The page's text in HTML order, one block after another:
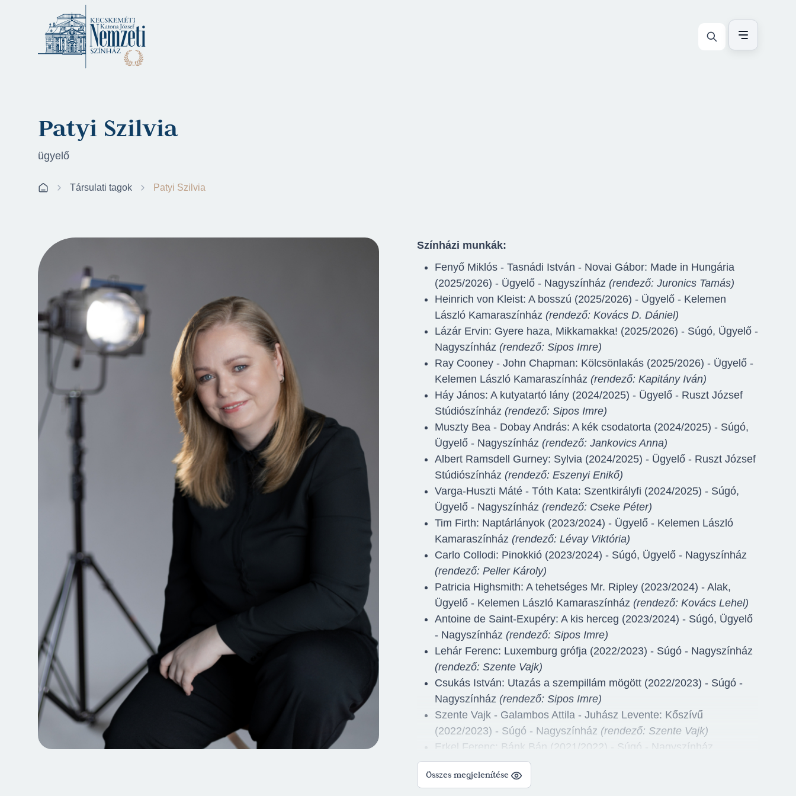
Jegyvásárlás
Patyi Szilvia
ügyelő
Társulati tagok Patyi Szilvia
Színházi munkák:
Fenyő Miklós - Tasnádi István - Novai Gábor: Made in Hungária
(2025/2026) - Ügyelő - Nagyszínház (rendező: Juronics Tamás)
Heinrich von Kleist: A bosszú (2025/2026) - Ügyelő - Kelemen
László Kamaraszínház (rendező: Kovács D. Dániel)
Lázár Ervin: Gyere haza, Mikkamakka! (2025/2026) - Súgó, Ügyelő -
Nagyszínház (rendező: Sipos Imre)
Ray Cooney - John Chapman: Kölcsönlakás (2025/2026) - Ügyelő -
Kelemen László Kamaraszínház (rendező: Kapitány Iván)
Háy János: A kutyatartó lány (2024/2025) - Ügyelő - Ruszt József
Stúdiószínház (rendező: Sipos Imre)
Muszty Bea - Dobay András: A kék csodatorta (2024/2025) - Súgó,
Ügyelő - Nagyszínház (rendező: Jankovics Anna)
Albert Ramsdell Gurney: Sylvia (2024/2025) - Ügyelő - Ruszt József
Stúdiószínház (rendező: Eszenyi Enikő)
Varga-Huszti Máté - Tóth Kata: Szentkirályfi (2024/2025) - Súgó,
Ügyelő - Nagyszínház (rendező: Cseke Péter)
Tim Firth: Naptárlányok (2023/2024) - Ügyelő - Kelemen László
Kamaraszínház (rendező: Lévay Viktória)
Carlo Collodi: Pinokkió (2023/2024) - Súgó, Ügyelő - Nagyszínház
(rendező: Peller Károly)
Patricia Highsmith: A tehetséges Mr. Ripley (2023/2024) - Alak,
Ügyelő - Kelemen László Kamaraszínház (rendező: Kovács Lehel)
Antoine de Saint-Exupéry: A kis herceg (2023/2024) - Súgó, Ügyelő
- Nagyszínház (rendező: Sipos Imre)
Lehár Ferenc: Luxemburg grófja (2022/2023) - Súgó - Nagyszínház
(rendező: Szente Vajk)
Csukás István: Utazás a szempillám mögött (2022/2023) - Súgó -
Nagyszínház (rendező: Sipos Imre)
Szente Vajk - Galambos Attila - Juhász Levente: Kőszívű
(2022/2023) - Súgó - Nagyszínház (rendező: Szente Vajk)
Erkel Ferenc: Bánk Bán (2021/2022) - Súgó - Nagyszínház
(rendező: Toronykőy Attila)
Szente Béla - Gulyás Levente: Rigócsőr király (2021/2022) - Súgó -
Összes megjelenítése